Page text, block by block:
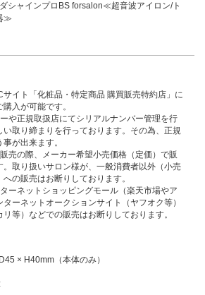
シャインプロBS forsalon≪超音波アイロン/ト
≫
イト「化粧品・特定商品 購買販売特約店」に
入が可能です。
や正規取扱店にてシリアルナンバー管理を行
い取り締まりを行っております。その為、正規
が出来ます。
売の際、メーカー希望小売価格（定価）で販
取り扱いサロン様が、一般消費者以外（小売
の販売はお断りしております。
ーネットショッピングモール（楽天市場やア
ーネットオークションサイト（ヤフオク等）
等）などでの販売はお断りしております。
× H40mm（本体のみ）